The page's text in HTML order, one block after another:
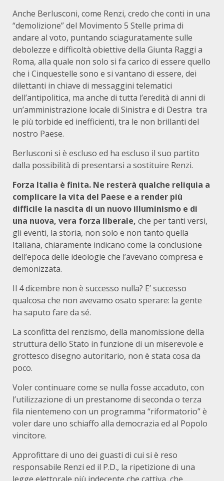
Anche Berlusconi, come Renzi, credo che conti in una
“demolizione” del Movimento 5 Stelle prima di
andare al voto, puntando sciaguratamente sulle
debolezze e difficoltà obiettive della Giunta Raggi a
Roma, alla quale non solo si fa carico di essere quello
che i Cinquestelle sono e si vantano di essere, dei
dilettanti in chiave di messaggini telematici
dell’antipolitica, ma anche di tutta l’eredità di anni di
un’amministrazione locale di Sinistra e di Destra tra
le più torbide ed inefficienti, tra le non brillanti del
nostro Paese.
Berlusconi si è escluso ed ha escluso il suo partito
dalla possibilità di presentarsi a sostituire Renzi.
Forza Italia è finita. Ne resterà qualche reliquia a
complicare la vita del Paese e a render più
difficile la nascita di un nuovo illuminismo e di
una nuova, vera forza liberale, che per tanti versi,
gli eventi, la storia, non solo e non tanto quella
Italiana, chiaramente indicano come la conclusione
dell’epoca delle ideologie che l’avevano compresa e
demonizzata.
Il 4 dicembre non è successo nulla? E’ successo
qualcosa che non avevamo osato sperare: la gente
ha saputo fare da sé.
La sconfitta del renzismo, della manomissione della
struttura dello Stato in funzione di un miserevole e
grottesco disegno autoritario, non è stata cosa da
poco.
Voler continuare come se nulla fosse accaduto, con
l’utilizzazione di un prestanome di seconda o terza
fila nientemeno con un programma “riformatorio” è
voler dare uno schiaffo alla democrazia ed al Popolo
vincitore.
Approfittare di uno dei guasti di cui si è reso
responsabile Renzi ed il P.D., la ripetizione di una